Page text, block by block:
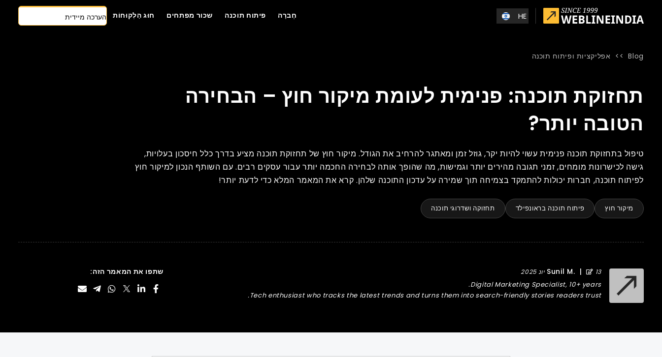
Skip to main content
HE חֶברָה פיתוח תוכנה שכור מפתחים חוּג הַלְקוּחוֹת
הערכה מיידית
צרו קשר
Blog
>> אפליקציות ופיתוח תוכנה
תחזוקת תוכנה: פנימית לעומת מיקור חוץ – הבחירה
הטובה יותר?
טיפול בתחזוקת תוכנה פנימית עשוי להיות יקר, גוזל זמן ומאתגר להרחיב את הגודל. מיקור חוץ של תחזוקת תוכנה מציע בדרך כלל חיסכון בעלויות,
גישה לכישרונות מומחים, זמני תגובה מהירים יותר וגמישות, מה שהופך אותה לבחירה החכמה יותר עבור עסקים רבים. עם השותף הנכון למיקור חוץ
לפיתוח תוכנה, חברות יכולות להתמקד בצמיחה תוך שמירה על עדכון התוכנה שלהן. קרא את המאמר המלא כדי לדעת יותר!
מיקור חוץ פיתוח תוכנה בראונפילד תחזוקה ושדרוגי תוכנה
Sunil M. | 13 יונ 2025
Digital Marketing Specialist, 10+ years.
Tech enthusiast who tracks the latest trends and turns them into search-friendly stories readers trust.
שתפו את המאמר הזה: